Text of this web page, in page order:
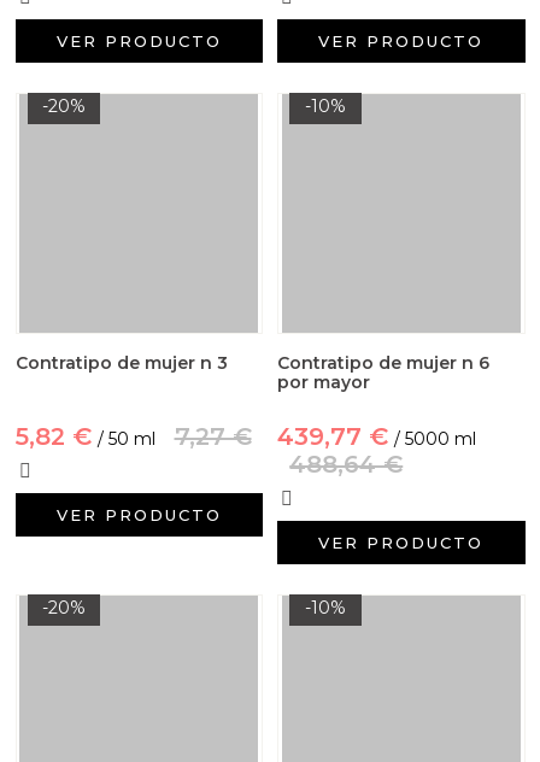
VER PRODUCTO VER PRODUCTO
-20%
Contratipo de mujer n 3
5,82 € / 50 ml 7,27 €
VER PRODUCTO
-10%
Contratipo de mujer n 6
por mayor
439,77 € / 5000 ml
488,64 €
VER PRODUCTO
-20% -10%